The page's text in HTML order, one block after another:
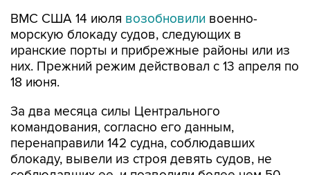
ВМС США 14 июля возобновили военно-
морскую блокаду судов, следующих в
иранские порты и прибрежные районы или из
них. Прежний режим действовал с 13 апреля по
18 июня.
За два месяца силы Центрального
командования, согласно его данным,
перенаправили 142 судна, соблюдавших
блокаду, вывели из строя девять судов, не